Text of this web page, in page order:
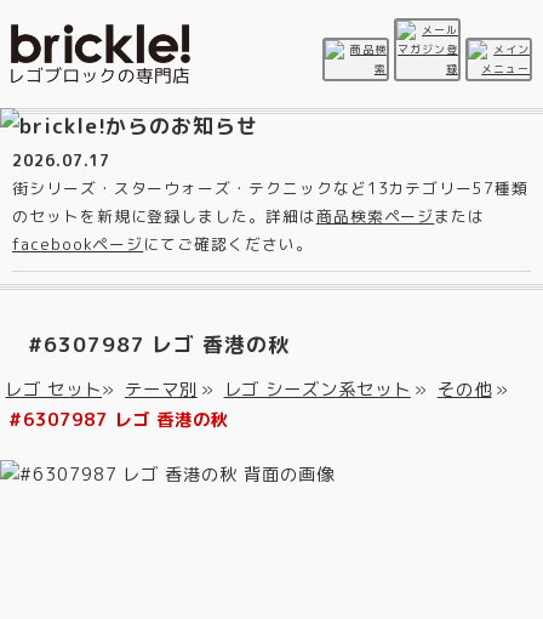
2026.07.17
街シリーズ・スターウォーズ・テクニックなど13カテゴリー57種類
のセットを新規に登録しました。詳細は商品検索ページまたは
facebookページ にてご確認ください。
#6307987 レゴ 香港の秋
レゴ セット» テーマ別 » レゴ シーズン系セット » その他 »
#6307987 レゴ 香港の秋